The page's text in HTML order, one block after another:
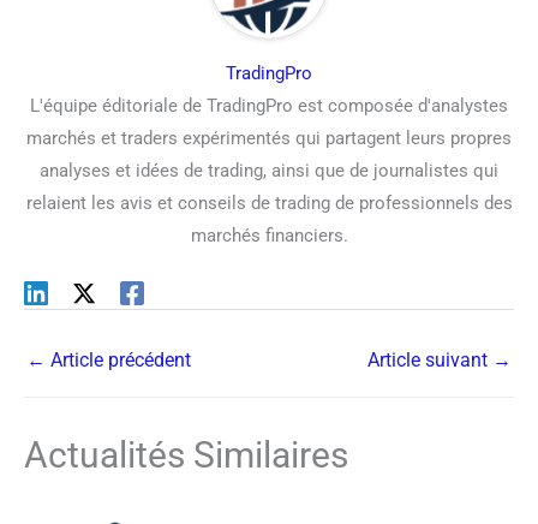
TradingPro
L'équipe éditoriale de TradingPro est composée d'analystes
marchés et traders expérimentés qui partagent leurs propres
analyses et idées de trading, ainsi que de journalistes qui
relaient les avis et conseils de trading de professionnels des
marchés financiers.
← Article précédent Article suivant →
Actualités Similaires